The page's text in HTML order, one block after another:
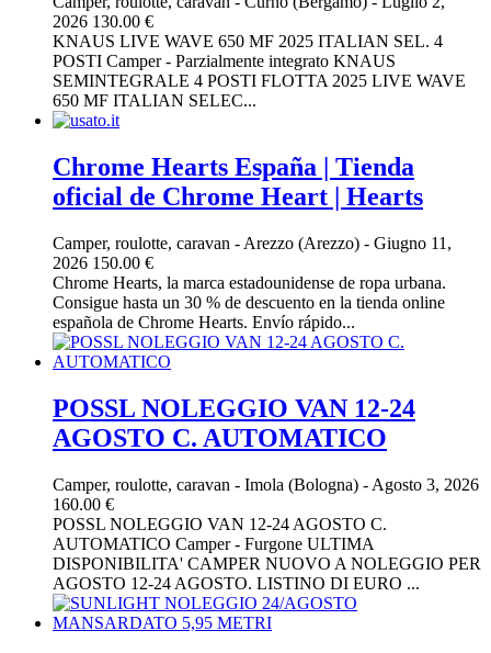
2026 130.00 €
KNAUS LIVE WAVE 650 MF 2025 ITALIAN SEL. 4
POSTI Camper - Parzialmente integrato KNAUS
SEMINTEGRALE 4 POSTI FLOTTA 2025 LIVE WAVE
650 MF ITALIAN SELEC...
Chrome Hearts España | Tienda
oficial de Chrome Heart | Hearts
Camper, roulotte, caravan - Arezzo (Arezzo) - Giugno 11,
2026 150.00 €
Chrome Hearts, la marca estadounidense de ropa urbana.
Consigue hasta un 30 % de descuento en la tienda online
española de Chrome Hearts. Envío rápido...
POSSL NOLEGGIO VAN 12-24
AGOSTO C. AUTOMATICO
Camper, roulotte, caravan - Imola (Bologna) - Agosto 3, 2026
160.00 €
POSSL NOLEGGIO VAN 12-24 AGOSTO C.
AUTOMATICO Camper - Furgone ULTIMA
DISPONIBILITA' CAMPER NUOVO A NOLEGGIO PER
AGOSTO 12-24 AGOSTO. LISTINO DI EURO ...